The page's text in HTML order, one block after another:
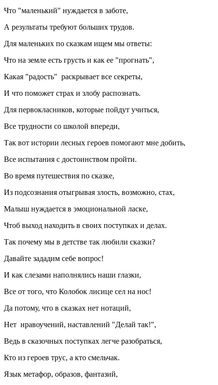
Что "маленький" нуждается в заботе,
А результаты требуют больших трудов.
Для маленьких по сказкам ищем мы ответы:
Что на земле есть грусть и как ее "прогнать",
Какая "радость" раскрывает все секреты,
И что поможет страх и злобу распознать.
Для первокласников, которые пойдут учиться,
Все трудности со школой впереди,
Так вот истории лесных героев помогают мне добить,
Все испытания с достоинством пройти.
Во время путешествия по сказке,
Из подсознания отыгрывая злость, возможно, стах,
Малыш нуждается в эмоциональной ласке,
Чтоб выход находить в своих поступках и делах.
Так почему мы в детстве так любили сказки?
Давайте зададим себе вопрос!
И как слезами наполнялись наши глазки,
Все от того, что Колобок лисице сел на нос!
Да потому, что в сказках нет нотаций,
Нет нравоучений, наставлений "Делай так!",
Ведь в сказочных поступках легче разобраться,
Кто из героев трус, а кто смельчак.
Язык метафор, образов, фантазий,